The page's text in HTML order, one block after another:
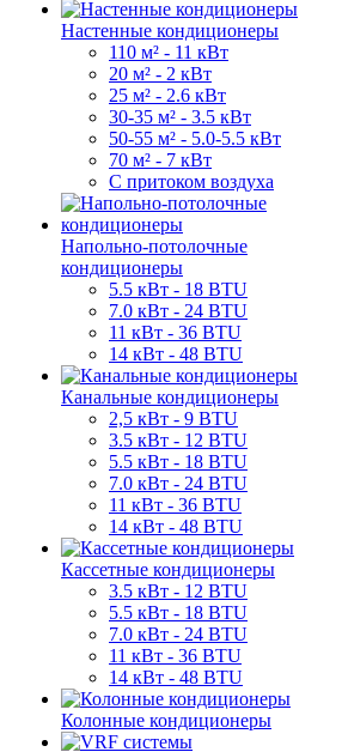
Настенные кондиционеры
110 м² - 11 кВт
20 м² - 2 кВт
25 м² - 2.6 кВт
30-35 м² - 3.5 кВт
50-55 м² - 5.0-5.5 кВт
70 м² - 7 кВт
С притоком воздуха
Напольно-потолочные
кондиционеры
5.5 кВт - 18 BTU
7.0 кВт - 24 BTU
11 кВт - 36 BTU
14 кВт - 48 BTU
Канальные кондиционеры
2,5 кВт - 9 BTU
3.5 кВт - 12 BTU
5.5 кВт - 18 BTU
7.0 кВт - 24 BTU
11 кВт - 36 BTU
14 кВт - 48 BTU
Кассетные кондиционеры
3.5 кВт - 12 BTU
5.5 кВт - 18 BTU
7.0 кВт - 24 BTU
11 кВт - 36 BTU
14 кВт - 48 BTU
Колонные кондиционеры